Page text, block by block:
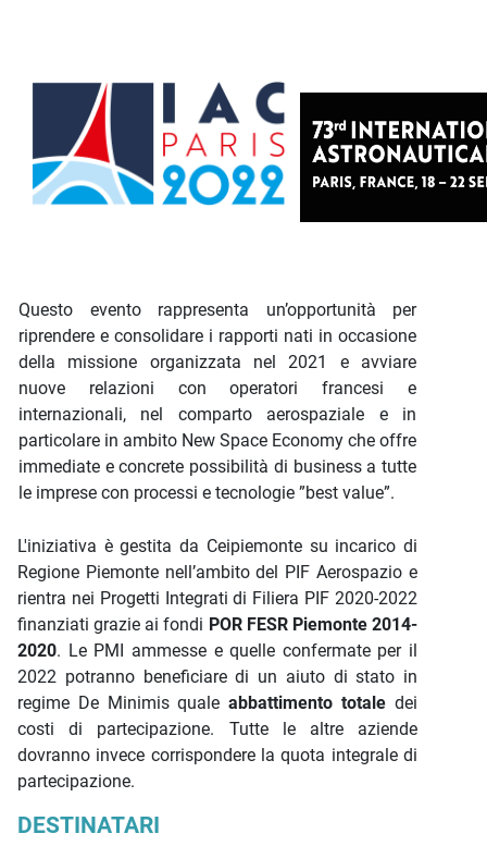
Questo evento rappresenta un’opportunità per
riprendere e consolidare i rapporti nati in occasione
della missione organizzata nel 2021 e avviare
nuove relazioni con operatori francesi e
internazionali, nel comparto aerospaziale e in
particolare in ambito New Space Economy che offre
immediate e concrete possibilità di business a tutte
le imprese con processi e tecnologie ”best value”.
L'iniziativa è gestita da Ceipiemonte su incarico di
Regione Piemonte nell’ambito del PIF Aerospazio e
rientra nei Progetti Integrati di Filiera PIF 2020-2022
finanziati grazie ai fondi POR FESR Piemonte 2014-
2020. Le PMI ammesse e quelle confermate per il
2022 potranno beneficiare di un aiuto di stato in
regime De Minimis qualeabbattimento totale dei
costi di partecipazione. Tutte le altre aziende
dovranno invece corrispondere la quota integrale di
partecipazione.
DESTINATARI